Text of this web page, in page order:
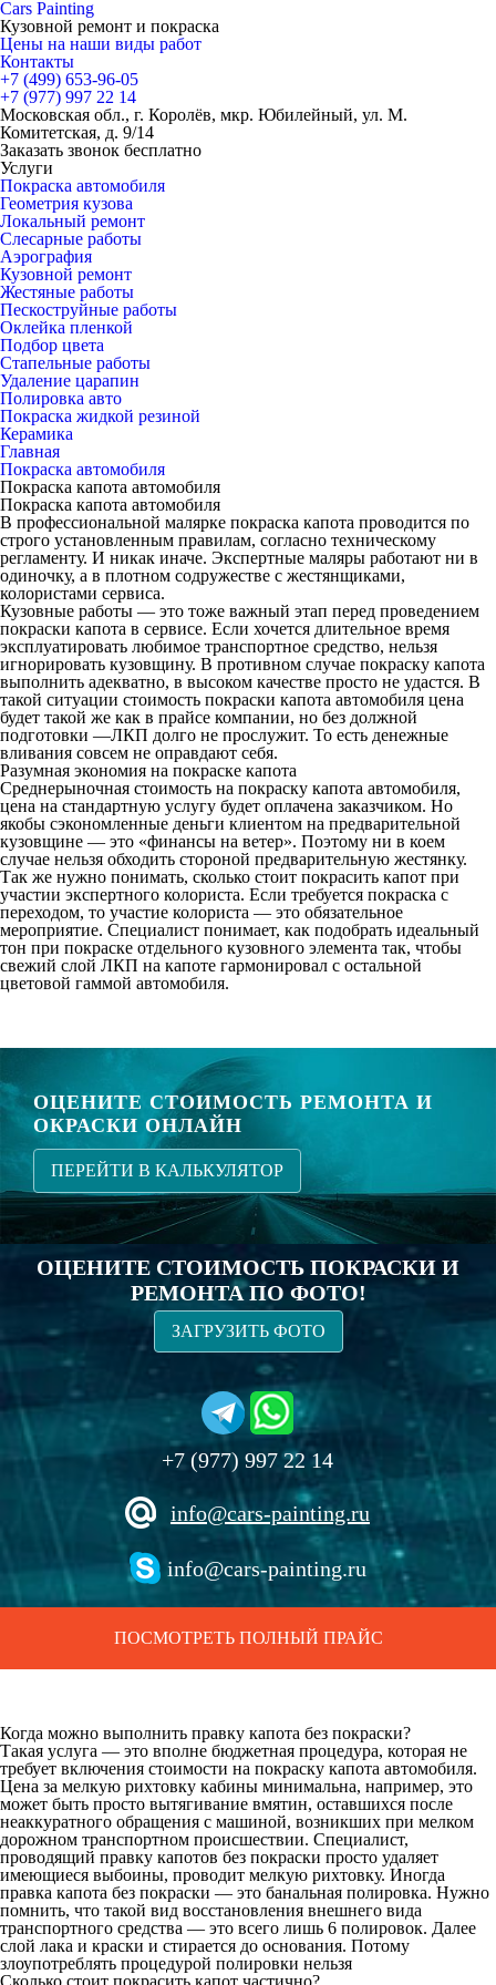
Cars Painting
Кузовной ремонт и покраска
Цены на наши виды работ
Контакты
+7 (499) 653-96-05
+7 (977) 997 22 14
Московская обл., г. Королёв, мкр. Юбилейный, ул. М.
Комитетская, д. 9/14
Заказать звонок бесплатно
Услуги
Покраска автомобиля
Геометрия кузова
Локальный ремонт
Слесарные работы
Аэрография
Кузовной ремонт
Жестяные работы
Пескоструйные работы
Оклейка пленкой
Подбор цвета
Стапельные работы
Удаление царапин
Полировка авто
Покраска жидкой резиной
Керамика
Главная
Покраска автомобиля
Покраска капота автомобиля
Покраска капота автомобиля
В профессиональной малярке покраска капота проводится по
строго установленным правилам, согласно техническому
регламенту. И никак иначе. Экспертные маляры работают ни в
одиночку, а в плотном содружестве с жестянщиками,
колористами сервиса.
Кузовные работы — это тоже важный этап перед проведением
покраски капота в сервисе. Если хочется длительное время
эксплуатировать любимое транспортное средство, нельзя
игнорировать кузовщину. В противном случае покраску капота
выполнить адекватно, в высоком качестве просто не удастся. В
такой ситуации стоимость покраски капота автомобиля цена
будет такой же как в прайсе компании, но без должной
подготовки —ЛКП долго не прослужит. То есть денежные
вливания совсем не оправдают себя.
Разумная экономия на покраске капота
Среднерыночная стоимость на покраску капота автомобиля,
цена на стандартную услугу будет оплачена заказчиком. Но
якобы сэкономленные деньги клиентом на предварительной
кузовщине — это «финансы на ветер». Поэтому ни в коем
случае нельзя обходить стороной предварительную жестянку.
Так же нужно понимать, сколько стоит покрасить капот при
участии экспертного колориста. Если требуется покраска с
переходом, то участие колориста — это обязательное
мероприятие. Специалист понимает, как подобрать идеальный
тон при покраске отдельного кузовного элемента так, чтобы
свежий слой ЛКП на капоте гармонировал с остальной
цветовой гаммой автомобиля.
ОЦЕНИТЕ СТОИМОСТЬ РЕМОНТА И
ОКРАСКИ ОНЛАЙН
ПЕРЕЙТИ В КАЛЬКУЛЯТОР
ОЦЕНИТЕ СТОИМОСТЬ ПОКРАСКИ И
РЕМОНТА ПО ФОТО!
ЗАГРУЗИТЬ ФОТО
+7 (977) 997 22 14
info@cars-painting.ru
info@cars-painting.ru
ПОСМОТРЕТЬ ПОЛНЫЙ ПРАЙС
Когда можно выполнить правку капота без покраски?
Такая услуга — это вполне бюджетная процедура, которая не
требует включения стоимости на покраску капота автомобиля.
Цена за мелкую рихтовку кабины минимальна, например, это
может быть просто вытягивание вмятин, оставшихся после
неаккуратного обращения с машиной, возникших при мелком
дорожном транспортном происшествии. Специалист,
проводящий правку капотов без покраски просто удаляет
имеющиеся выбоины, проводит мелкую рихтовку. Иногда
правка капота без покраски — это банальная полировка. Нужно
помнить, что такой вид восстановления внешнего вида
транспортного средства — это всего лишь 6 полировок. Далее
слой лака и краски и стирается до основания. Потому
злоупотреблять процедурой полировки нельзя
Сколько стоит покрасить капот частично?